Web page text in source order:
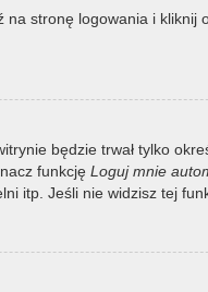
stronę logowania i kliknij
będzie trwał tylko
funkcję Loguj mnie
Jeśli nie widzisz tej